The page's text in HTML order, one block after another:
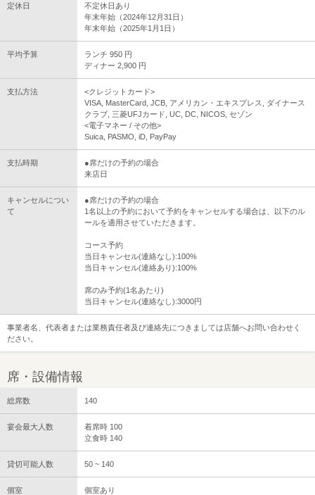
定休日
不定休日あり
年末年始（2024年12月31日）
年末年始（2025年1月1日）
平均予算
ランチ 950 円
ディナー 2,900 円
支払方法
<クレジットカード>
VISA, MasterCard, JCB, アメリカン・エキスプレス, ダイナース
クラブ, 三菱UFJカード, UC, DC, NICOS, セゾン
<電子マネー / その他>
Suica, PASMO, iD, PayPay
支払時期
●席だけの予約の場合
来店日
キャンセルについ
て
●席だけの予約の場合
1名以上の予約において予約をキャンセルする場合は、以下のル
ールを適用させていただきます。
コース予約
当日キャンセル(連絡なし):100%
当日キャンセル(連絡あり):100%
席のみ予約(1名あたり)
当日キャンセル(連絡なし):3000円
事業者名、代表者または業務責任者及び連絡先につきましては店舗へお問い合わせく
ださい。
席・設備情報
総席数 140
宴会最大人数
着席時 100
立食時 140
貸切可能人数 50 ~ 140
個室 個室あり